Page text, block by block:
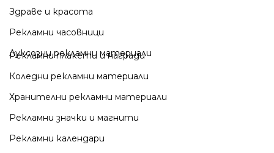
Здраве и красота
Рекламни часовници
Луксозни рекламни материали
Рекламни плакети и награди
Коледни рекламни материали
Хранителни рекламни материали
Рекламни значки и магнити
Рекламни календари